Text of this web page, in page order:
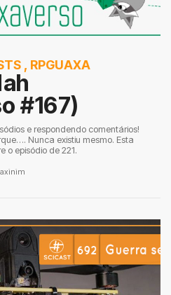
, RPGUAXA
#167)
e respondendo comentários!
Nunca existiu mesmo. Esta
o episódio de 221.